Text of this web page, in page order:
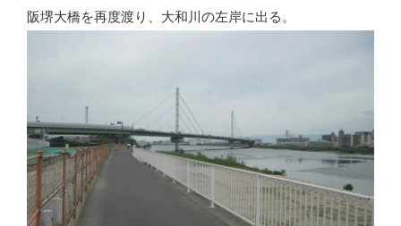
阪堺大橋を再度渡り、大和川の左岸に出る。